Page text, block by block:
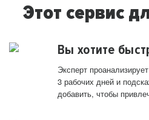
Этот сервис
Вы хотите
Эксперт
3 рабочих дней и
добавить, чтобы